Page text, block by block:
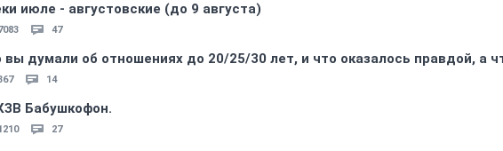
июле - августовские (до 9 августа)
47
вы думали об отношениях до 20/25/30 лет, и что оказалось правдой, а
14
Бабушкофон.
27